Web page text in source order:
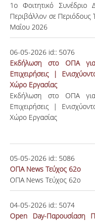
1ο Φοιτητικό Συνέδριο
Περιβάλλον σε
Μαΐου 2026
06-05-2026 id:: 5076
Εκδήλωση στο ΟΠΑ για
Επιχειρήσεις |
Χώρο Εργασίας
Εκδήλωση στο ΟΠΑ για
Επιχειρήσεις |
Χώρο Εργασίας
05-05-2026 id:: 5086
ΟΠΑ News Τεύχος 62ο
ΟΠΑ News Τεύχος 62ο
04-05-2026 id:: 5074
Open Day-Παρουσίαση